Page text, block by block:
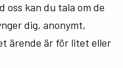
oss kan du tala om de
dig, anonymt,
ärende är för litet eller